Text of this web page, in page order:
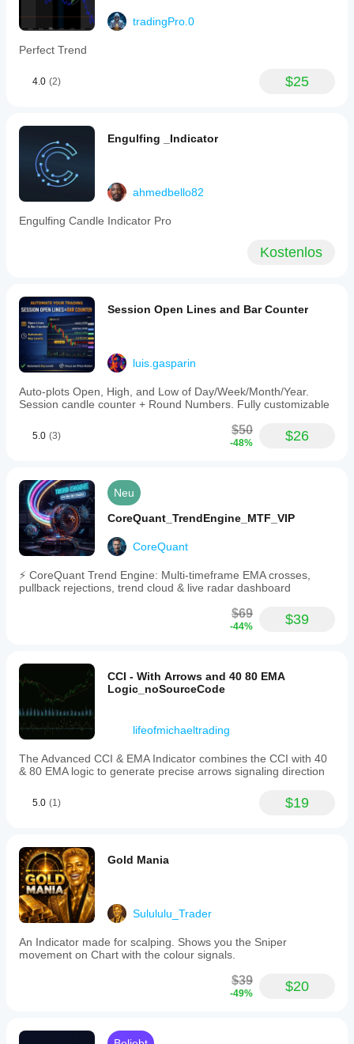
tradingPro.0
Perfect Trend
4.0 (2) $25
Engulfing _Indicator
ahmedbello82
Engulfing Candle Indicator Pro
Kostenlos
Session Open Lines and Bar Counter
luis.gasparin
Auto-plots Open, High, and Low of Day/Week/Month/Year.
Session candle counter + Round Numbers. Fully customizable
5.0 (3) $50
-48% $26
Neu
CoreQuant_TrendEngine_MTF_VIP
CoreQuant
⚡ CoreQuant Trend Engine: Multi-timeframe EMA crosses,
pullback rejections, trend cloud & live radar dashboard
$69
-44% $39
CCI - With Arrows and 40 80 EMA
Logic_noSourceCode
lifeofmichaeltrading
The Advanced CCI & EMA Indicator combines the CCI with 40
& 80 EMA logic to generate precise arrows signaling direction
5.0 (1) $19
Gold Mania
Sulululu_Trader
An Indicator made for scalping. Shows you the Sniper
movement on Chart with the colour signals.
$39
-49% $20